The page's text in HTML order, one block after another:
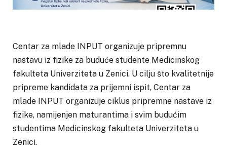
Centar za mlade INPUT organizuje pripremnu
nastavu iz fizike za buduće studente Medicinskog
fakulteta Univerziteta u Zenici. U cilju što kvalitetnije
pripreme kandidata za prijemni ispit, Centar za
mlade INPUT organizuje ciklus pripremne nastave iz
fizike, namijenjen maturantima i svim budućim
studentima Medicinskog fakulteta Univerziteta u
Zenici.